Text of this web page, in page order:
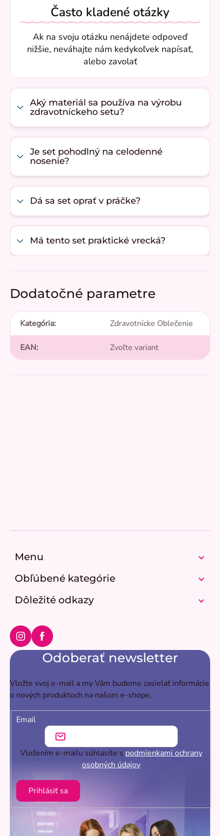
Často kladené otázky
Ak na svoju otázku nenájdete odpoveď
nižšie, neváhajte nám kedykoľvek napísať,
alebo zavolať
Aký materiál sa používa na výrobu
zdravotníckeho setu?
Je set pohodlný na celodenné
nosenie?
Dá sa set oprať v práčke?
Má tento set praktické vrecká?
Dodatočné parametre
Kategória: Zdravotnícke Oblečenie
EAN: Zvoľte variant
Menu
Obľúbené kategórie
Dôležité odkazy
InstagramFacebook
Odoberať newsletter
Vložte svoj e-mail a my Vám budeme zasielať informácie
o nových produktoch na našom e-shope.
Email
Vložením e-mailu súhlasíte s podmienkami ochrany
osobných údajov
Prihlásiť sa